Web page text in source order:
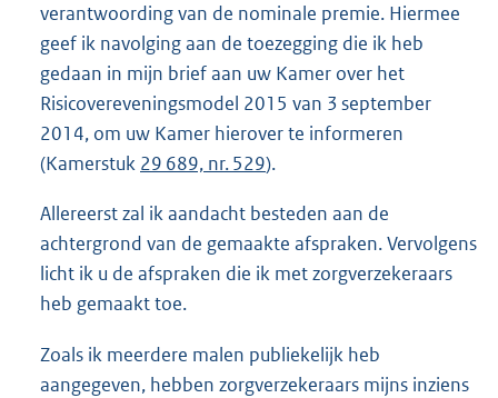
verantwoording van de nominale premie. Hiermee
geef ik navolging aan de toezegging die ik heb
gedaan in mijn brief aan uw Kamer over het
Risicovereveningsmodel 2015 van 3 september
2014, om uw Kamer hierover te informeren
(Kamerstuk 29 689, nr. 529).
Allereerst zal ik aandacht besteden aan de
achtergrond van de gemaakte afspraken. Vervolgens
licht ik u de afspraken die ik met zorgverzekeraars
heb gemaakt toe.
Zoals ik meerdere malen publiekelijk heb
aangegeven, hebben zorgverzekeraars mijns inziens